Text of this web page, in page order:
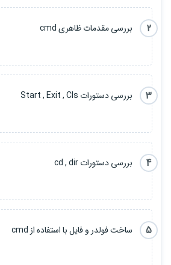
2
بررسی مقدمات ظاهری cmd
3
بررسی دستورات Start , Exit , Cls
4
بررسی دستورات cd , dir
5
ساخت فولدر و فایل با استفاده از cmd